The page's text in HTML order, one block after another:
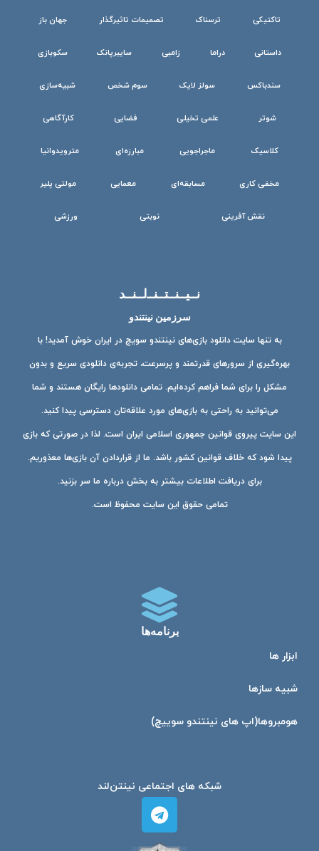
تاکتیکی ترسناک تصمیمات تاثیرگذار جهان باز
داستانی دراما زامبی سایبرپانک سکوبازی
سندباکس سولز لایک سوم شخص شبیه‌سازی
شوتر علمی تخیلی فضایی کارآگاهی
کلاسیک ماجراجویی مبارزه‌ای مترویدوانیا
مخفی کاری مسابقه‌ای معمایی مولتی پلیر
نقش آفرینی نوبتی ورزشی
نــیــنــتــنــ‌لــنــد
سرزمین نینتندو
به تنها سایت دانلود بازی‌های نینتندو سویچ در ایران خوش آمدید! با
بهره‌گیری از سرورهای قدرتمند و پرسرعت، تجربه‌ی دانلودی سریع و بدون
مشکل را برای شما فراهم کرده‌ایم. تمامی دانلودها رایگان هستند و شما
می‌توانید به راحتی به بازی‌های مورد علاقه‌تان دسترسی پیدا کنید.
این سایت پیروی قوانین جمهوری اسلامی ایران است. لذا در صورتی که بازی
پیدا شود که خلاف قوانین کشور باشد. ما از قراردادن آن بازی‌ها معذوریم.
برای دریافت اطلاعات بیشتر به بخش درباره ما سر بزنید.
تمامی حقوق این سایت محفوظ است.
برنامه‌ها
ابزار ها
شبیه ساز‌ها
هومبرو‌ها(اپ های نینتندو سوییچ)
شبکه های اجتماعی نینتن‌لند